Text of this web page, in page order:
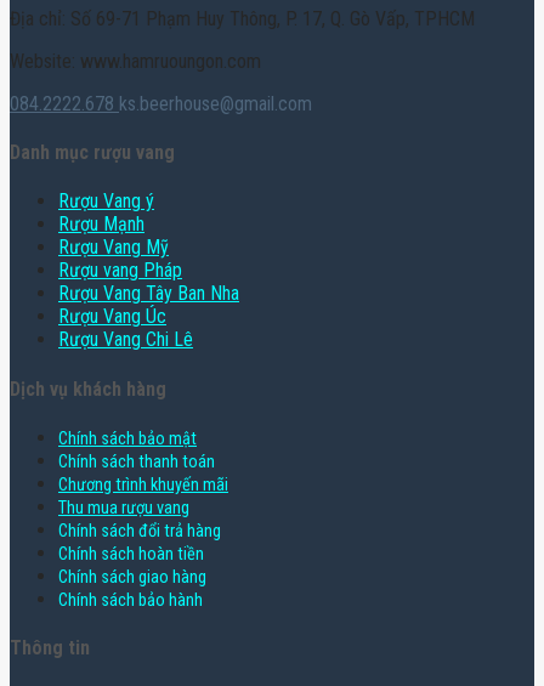
Địa chỉ: Số 69-71 Phạm Huy Thông, P. 17, Q. Gò Vấp, TPHCM
Website: www.hamruoungon.com
084.2222.678 ks.beerhouse@gmail.com
Danh mục rượu vang
Rượu Vang ý
Rượu Mạnh
Rượu Vang Mỹ
Rượu vang Pháp
Rượu Vang Tây Ban Nha
Rượu Vang Úc
Rượu Vang Chi Lê
Dịch vụ khách hàng
Chính sách bảo mật
Chính sách thanh toán
Chương trình khuyến mãi
Thu mua rượu vang
Chính sách đổi trả hàng
Chính sách hoàn tiền
Chính sách giao hàng
Chính sách bảo hành
Thông tin